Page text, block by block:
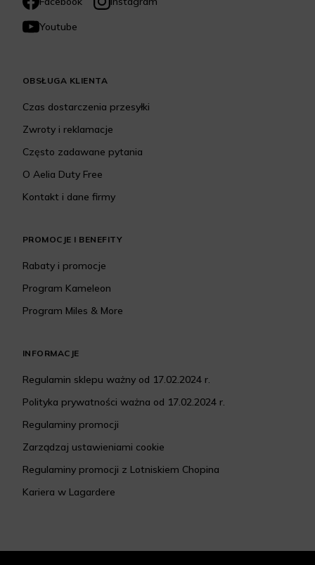
Youtube
OBSŁUGA KLIENTA
Czas dostarczenia przesyłki
Zwroty i reklamacje
Często zadawane pytania
O Aelia Duty Free
Kontakt i dane firmy
PROMOCJE I BENEFITY
Rabaty i promocje
Program Kameleon
Program Miles & More
INFORMACJE
Regulamin sklepu ważny od 17.02.2024 r.
Polityka prywatności ważna od 17.02.2024 r.
Regulaminy promocji
Zarządzaj ustawieniami cookie
Regulaminy promocji z Lotniskiem Chopina
Kariera w Lagardere